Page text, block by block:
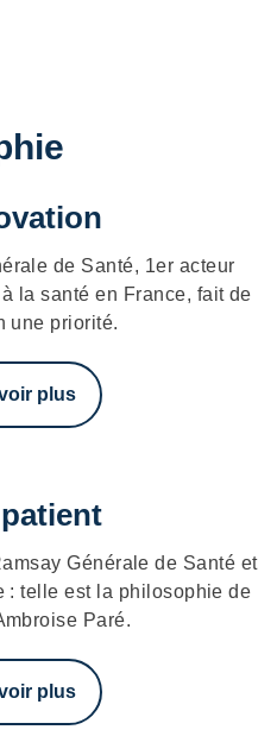
de Santé, 1er acteur
la santé en France, fait de
une priorité.
plus
Générale de Santé et
: telle est la philosophie de
Paré.
plus